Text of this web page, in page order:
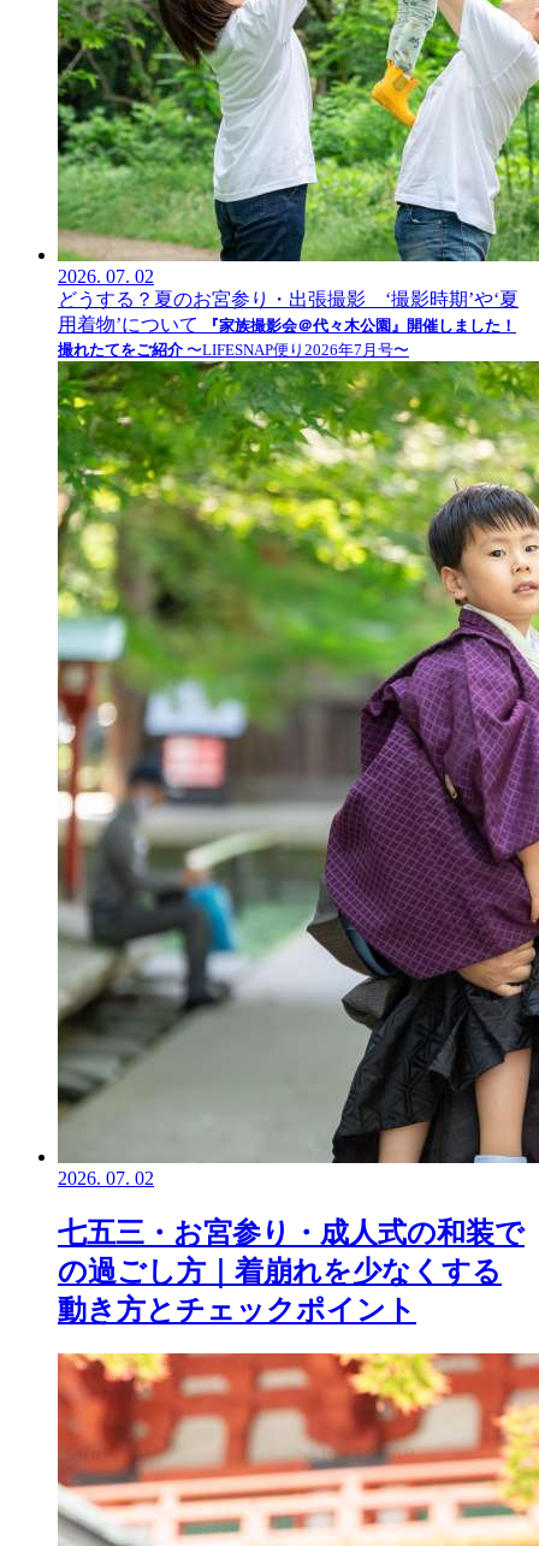
2026. 07. 02
どうする？夏のお宮参り・出張撮影 ‘撮影時期’や‘夏
用着物’について
『家族撮影会＠代々木公園』開催しました！
撮れたてをご紹介 〜LIFESNAP便り2026年7月号〜
2026. 07. 02
七五三・お宮参り・成人式の和装で
の過ごし方｜着崩れを少なくする
動き方とチェックポイント